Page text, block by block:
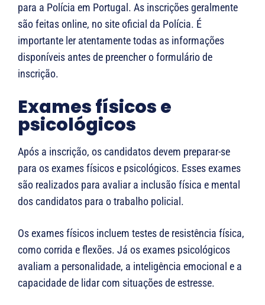
para a Polícia em Portugal. As inscrições geralmente
são feitas online, no site oficial da Polícia. É
importante ler atentamente todas as informações
disponíveis antes de preencher o formulário de
inscrição.
Exames físicos e
psicológicos
Após a inscrição, os candidatos devem preparar-se
para os exames físicos e psicológicos. Esses exames
são realizados para avaliar a inclusão física e mental
dos candidatos para o trabalho policial.
Os exames físicos incluem testes de resistência física,
como corrida e flexões. Já os exames psicológicos
avaliam a personalidade, a inteligência emocional e a
capacidade de lidar com situações de estresse.